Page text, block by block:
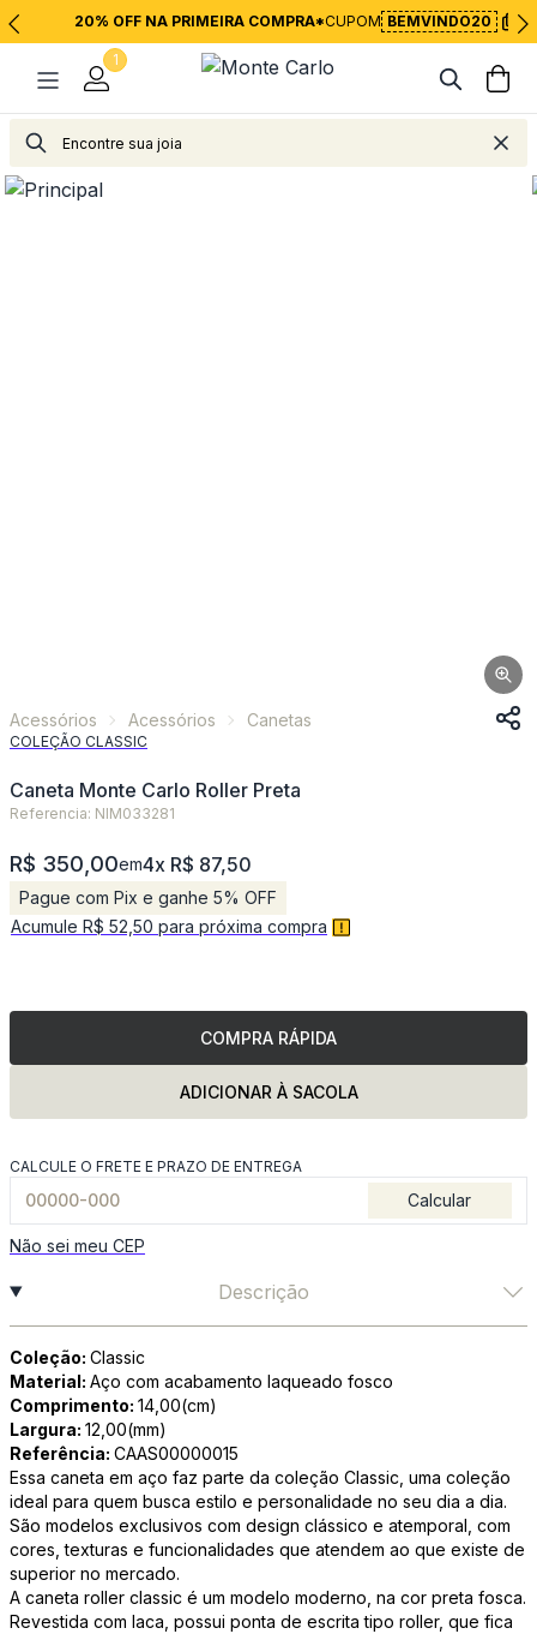
20% OFF NA PRIMEIRA COMPRA*CUPOM BEMVINDO20
1
Acessórios Acessórios
Acessórios Acessórios Canetas
COLEÇÃO CLASSIC
Caneta Monte Carlo Roller Preta
Referencia: NIM033281
R$ 350,00em4x R$ 87,50
Pague com Pix e ganhe 5% OFF
Acumule R$ 52,50 para próxima compra
COMPRA RÁPIDA
ADICIONAR À SACOLA
CALCULE O FRETE E PRAZO DE ENTREGA
Calcular
Não sei meu CEP
Descrição
Coleção: Classic
Material: Aço com acabamento laqueado fosco
Comprimento: 14,00(cm)
Largura: 12,00(mm)
Referência: CAAS00000015
Essa caneta em aço faz parte da coleção Classic, uma coleção
ideal para quem busca estilo e personalidade no seu dia a dia.
São modelos exclusivos com design clássico e atemporal, com
cores, texturas e funcionalidades que atendem ao que existe de
superior no mercado.
A caneta roller classic é um modelo moderno, na cor preta fosca.
Revestida com laca, possui ponta de escrita tipo roller, que fica